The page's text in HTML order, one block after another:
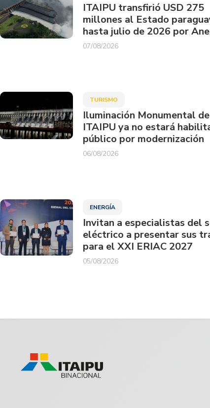
ITAIPU transfirió USD 275
millones al Estado
hasta julio de 2026 por
07/08/2026
TURISMO
Iluminación Monumental de
ITAIPU ya no estará
público por modernización
06/08/2026
ENERGÍA
Invitan a especialistas del
eléctrico a presentar sus
para el XXI ERIAC 2027
05/08/2026